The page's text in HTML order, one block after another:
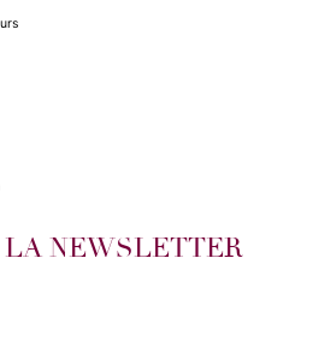
LA NEWSLETTER